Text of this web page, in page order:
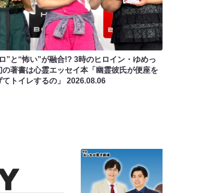
”と“怖い”が融合!? 3時のヒロイン・ゆめっ
の著書は心霊エッセイ本「幽霊彼氏が便座を
てトイレするの」 2026.08.06